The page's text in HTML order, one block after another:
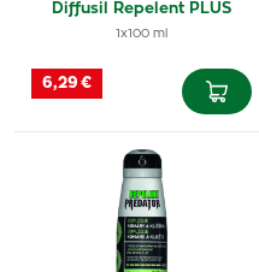
Diffusil Repelent PLUS
1x100 ml
6,29 €